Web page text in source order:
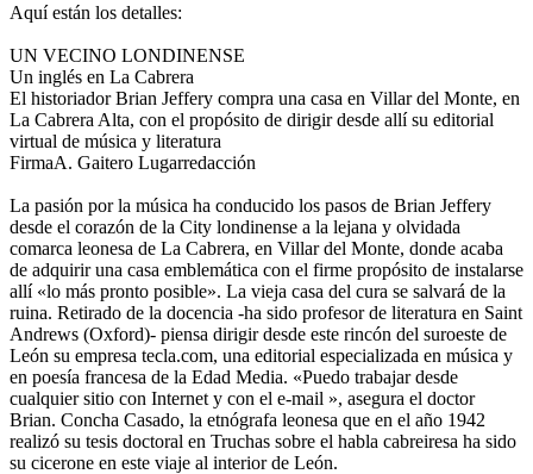
Aquí están los detalles:
UN VECINO LONDINENSE
Un inglés en La Cabrera
El historiador Brian Jeffery compra una casa en Villar del Monte, en
La Cabrera Alta, con el propósito de dirigir desde allí su editorial
virtual de música y literatura
FirmaA. Gaitero Lugarredacción
La pasión por la música ha conducido los pasos de Brian Jeffery
desde el corazón de la City londinense a la lejana y olvidada
comarca leonesa de La Cabrera, en Villar del Monte, donde acaba
de adquirir una casa emblemática con el firme propósito de instalarse
allí «lo más pronto posible». La vieja casa del cura se salvará de la
ruina. Retirado de la docencia -ha sido profesor de literatura en Saint
Andrews (Oxford)- piensa dirigir desde este rincón del suroeste de
León su empresa tecla.com, una editorial especializada en música y
en poesía francesa de la Edad Media. «Puedo trabajar desde
cualquier sitio con Internet y con el e-mail », asegura el doctor
Brian. Concha Casado, la etnógrafa leonesa que en el año 1942
realizó su tesis doctoral en Truchas sobre el habla cabreiresa ha sido
su cicerone en este viaje al interior de León.